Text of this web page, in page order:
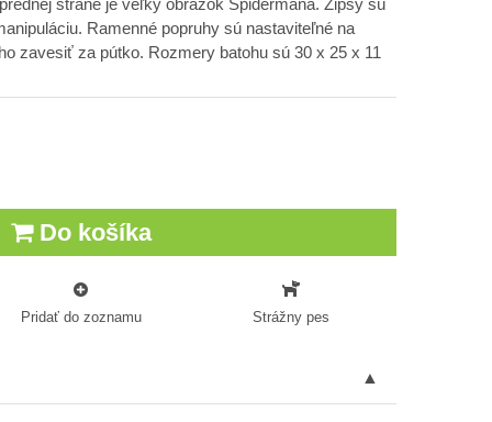
strane je veľký obrázok Spidermana. Zipsy sú
Ramenné popruhy sú nastaviteľné na
zavesiť za pútko. Rozmery batohu sú 30 x 25 x 11
Do košíka
Pridať do zoznamu Strážny pes